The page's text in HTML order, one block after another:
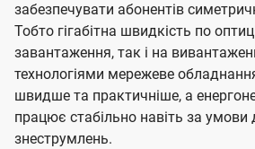
забезпечувати абонентів
Тобто гігабітна швидкість по
завантаження, так і на
технологіями мережеве
швидше та практичніше, а
працює стабільно навіть за умови
знеструмлень.